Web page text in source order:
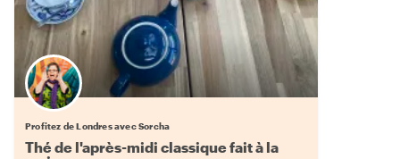
Profitez de Londres avec Sorcha
Thé de l'après-midi classique fait à la